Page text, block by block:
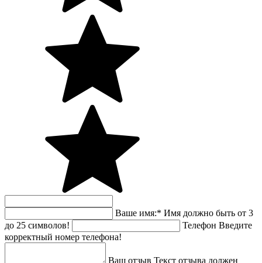
Ваше имя:* Имя должно быть от 3
до 25 символов!
Телефон Введите
корректный номер телефона!
Ваш отзыв Текст отзыва должен